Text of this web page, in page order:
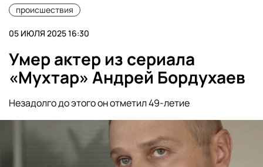
происшествия
05 ИЮЛЯ 2025 16:30
Умер актер из сериала
«Мухтар» Андрей Бордухаев
Незадолго до этого он отметил 49-летие